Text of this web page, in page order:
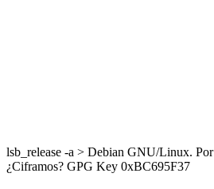
lsb_release -a > Debian GNU/Linux.
¿Ciframos? GPG Key 0xBC695F37